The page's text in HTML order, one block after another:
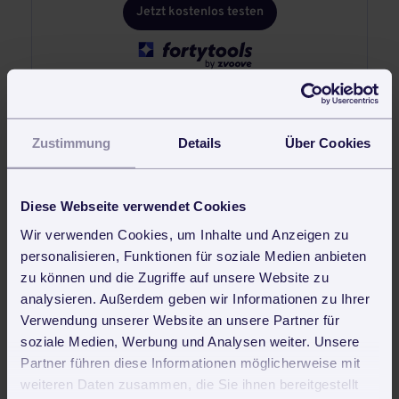
Zustimmung Details Über Cookies
Diese Webseite verwendet Cookies
Wir verwenden Cookies, um Inhalte und Anzeigen zu
personalisieren, Funktionen für soziale Medien anbieten
zu können und die Zugriffe auf unsere Website zu
analysieren. Außerdem geben wir Informationen zu Ihrer
Verwendung unserer Website an unsere Partner für
soziale Medien, Werbung und Analysen weiter. Unsere
Partner führen diese Informationen möglicherweise mit
weiteren Daten zusammen, die Sie ihnen bereitgestellt
Jetzt kostenlos testen
Neueste Beiträge
Reinigungsroboter in der Gebäudereinigung: Trends, Vorteile
Clean First, Then Smart – Warum Digitalisierung in der
Reinigungsbranche kein Vorspiel ist, sondern die eigentliche
Transformation
Industry Pulse 2025 – 73 Prozent sagen: Digitalisierung hat
höchste Priorität. Doch nur 3 Prozent sind digital
angekommen. Was läuft da falsch?